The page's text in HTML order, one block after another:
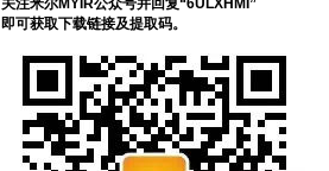
关注米尔MYIR公众号并回复“6ULXHMI”
即可获取下载链接及提取码。